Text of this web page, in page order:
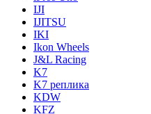
IJI
IJITSU
IKI
Ikon Wheels
J&L Racing
K7
K7 реплика
KDW
KFZ